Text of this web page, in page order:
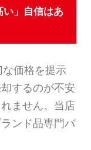
」自信はあ
価格を提示
するのが不安
ません。当店
ンド品専門バ